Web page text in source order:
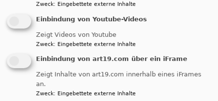
"Was
sehe
-
der
Kinderkunstschule
Gesungenes
Abendgebet am 1. April
Herzlich Einladung
Abendgebet
Zweck: Eingebettete externe Inhalte
Einbindung von Youtube-Videos
Zeigt Videos von Youtube
Zweck: Eingebettete externe Inhalte
Einbindung von art19.com über ein iFrame
Zeigt Inhalte von art19.com innerhalb eines iFrames
an.
Zweck: Eingebettete externe Inhalte